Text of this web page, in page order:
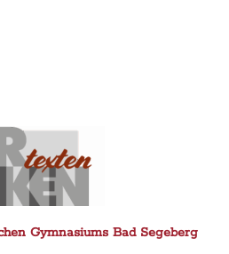
Gymnasiums Bad Segeberg